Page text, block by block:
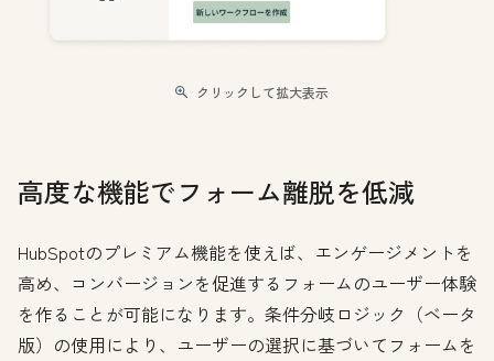
クリックして拡大表示
高度な機能でフォーム離脱を低減
HubSpotのプレミアム機能を使えば、エンゲージメントを
高め、コンバージョンを促進するフォームのユーザー体験
を作ることが可能になります。条件分岐ロジック（ベータ
版）の使用により、ユーザーの選択に基づいてフォームを